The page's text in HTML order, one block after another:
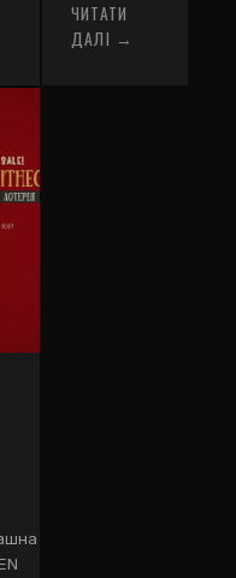
ЧИТАТИ
ДАЛІ →